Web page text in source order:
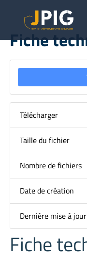
Fiche
Télécharger
Taille du fichier
Nombre de fichiers
Date de création
Dernière mise à jour
Fiche